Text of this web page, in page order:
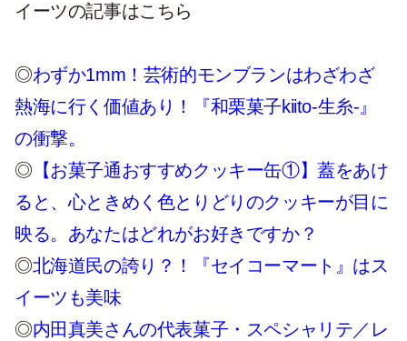
イーツの記事はこちら
◎わずか1mm！芸術的モンブランはわざわざ
熱海に行く価値あり！『和栗菓子kiito-生糸-』
の衝撃。
◎ 【お菓子通おすすめクッキー缶①】蓋をあけ
ると、心ときめく色とりどりのクッキーが目に
映る。あなたはどれがお好きですか？
◎北海道民の誇り？！『セイコーマート』はス
イーツも美味
◎内田真美さんの代表菓子・スペシャリテ／レ